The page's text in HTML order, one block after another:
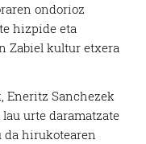
ondorioz
hizpide eta
Zabiel kultur etxera
Eneritz Sanchezek
urte daramatzate
da hirukotearen